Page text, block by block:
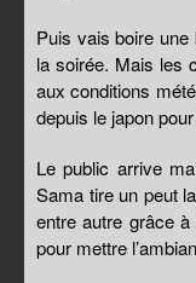
Puis vais boire une
la soirée. Mais les
aux conditions
depuis le japon
Le public arrive
Sama tire un peut
entre autre grâce
pour mettre